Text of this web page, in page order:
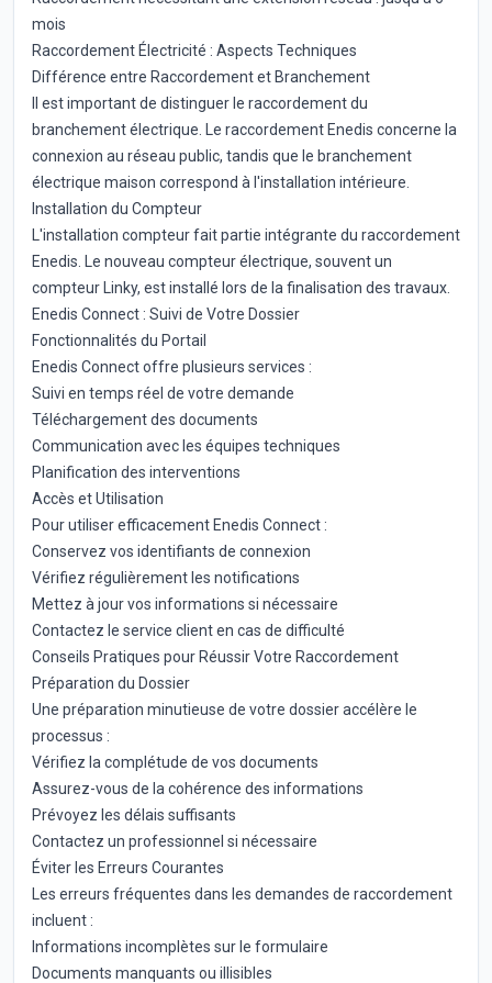
mois
Raccordement Électricité : Aspects Techniques
Différence entre Raccordement et Branchement
Il est important de distinguer le raccordement du
branchement électrique. Le raccordement Enedis concerne la
connexion au réseau public, tandis que le branchement
électrique maison correspond à l'installation intérieure.
Installation du Compteur
L'installation compteur fait partie intégrante du raccordement
Enedis. Le nouveau compteur électrique, souvent un
compteur Linky, est installé lors de la finalisation des travaux.
Enedis Connect : Suivi de Votre Dossier
Fonctionnalités du Portail
Enedis Connect offre plusieurs services :
Suivi en temps réel de votre demande
Téléchargement des documents
Communication avec les équipes techniques
Planification des interventions
Accès et Utilisation
Pour utiliser efficacement Enedis Connect :
Conservez vos identifiants de connexion
Vérifiez régulièrement les notifications
Mettez à jour vos informations si nécessaire
Contactez le service client en cas de difficulté
Conseils Pratiques pour Réussir Votre Raccordement
Préparation du Dossier
Une préparation minutieuse de votre dossier accélère le
processus :
Vérifiez la complétude de vos documents
Assurez-vous de la cohérence des informations
Prévoyez les délais suffisants
Contactez un professionnel si nécessaire
Éviter les Erreurs Courantes
Les erreurs fréquentes dans les demandes de raccordement
incluent :
Informations incomplètes sur le formulaire
Documents manquants ou illisibles